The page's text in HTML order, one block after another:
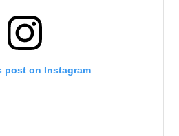
post on Instagram